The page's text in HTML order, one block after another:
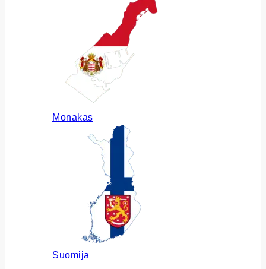
Monakas
Suomija